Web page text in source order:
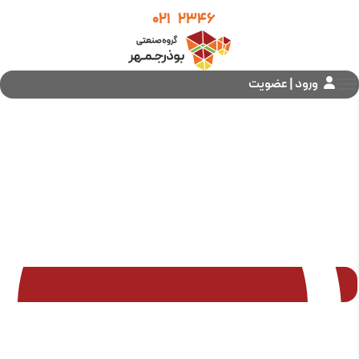
021 2346
ورود | عضویت